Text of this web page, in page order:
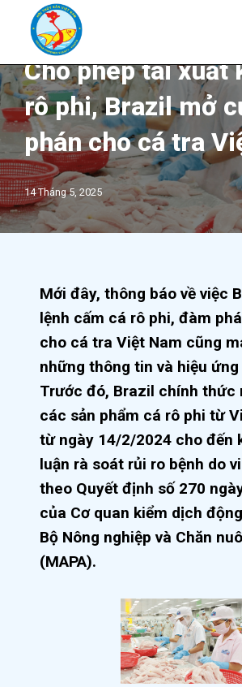
Chuyển
nội
dung
Cho phép tái xuất
rô phi, Brazil mở
phán cho cá tra
14 Tháng 5, 2025
Mới đây, thông báo về việc
lệnh cấm cá rô phi, đàm
cho cá tra Việt Nam cũng
những thông tin và hiệu
Trước đó, Brazil chính thức
các sản phẩm cá rô phi từ
từ ngày 14/2/2024 cho đến
luận rà soát rủi ro bệnh do
theo Quyết định số 270
của Cơ quan kiểm dịch
Bộ Nông nghiệp và Chăn
(MAPA).